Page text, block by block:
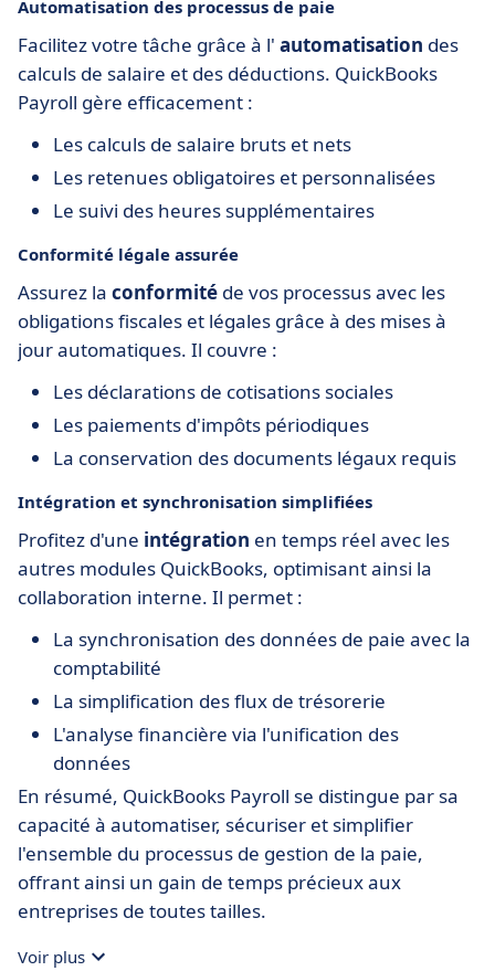
Automatisation des processus de paie
Facilitez votre tâche grâce à l' automatisation des
calculs de salaire et des déductions. QuickBooks
Payroll gère efficacement :
Les calculs de salaire bruts et nets
Les retenues obligatoires et personnalisées
Le suivi des heures supplémentaires
Conformité légale assurée
Assurez la conformité de vos processus avec les
obligations fiscales et légales grâce à des mises à
jour automatiques. Il couvre :
Les déclarations de cotisations sociales
Les paiements d'impôts périodiques
La conservation des documents légaux requis
Intégration et synchronisation simplifiées
Profitez d'une intégration en temps réel avec les
autres modules QuickBooks, optimisant ainsi la
collaboration interne. Il permet :
La synchronisation des données de paie avec la
comptabilité
La simplification des flux de trésorerie
L'analyse financière via l'unification des
données
En résumé, QuickBooks Payroll se distingue par sa
capacité à automatiser, sécuriser et simplifier
l'ensemble du processus de gestion de la paie,
offrant ainsi un gain de temps précieux aux
entreprises de toutes tailles.
Voir plus